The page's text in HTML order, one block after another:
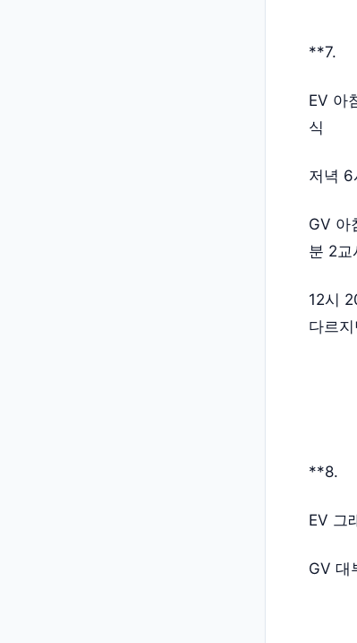
**7.
EV 아
식
저녁 6
GV 아
분 2교
12시
다르
**8.
EV 그
GV 대